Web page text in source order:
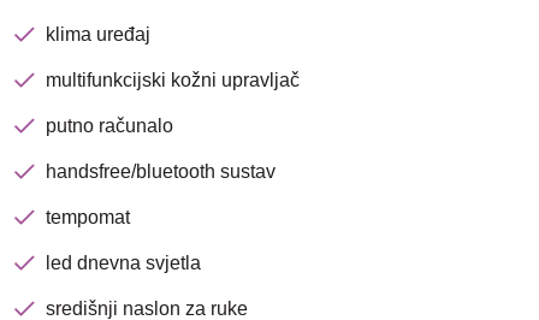
klima uređaj
multifunkcijski kožni upravljač
putno računalo
handsfree/bluetooth sustav
tempomat
led dnevna svjetla
središnji naslon za ruke